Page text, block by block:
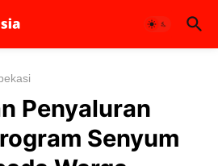
Penyaluran
Senyum